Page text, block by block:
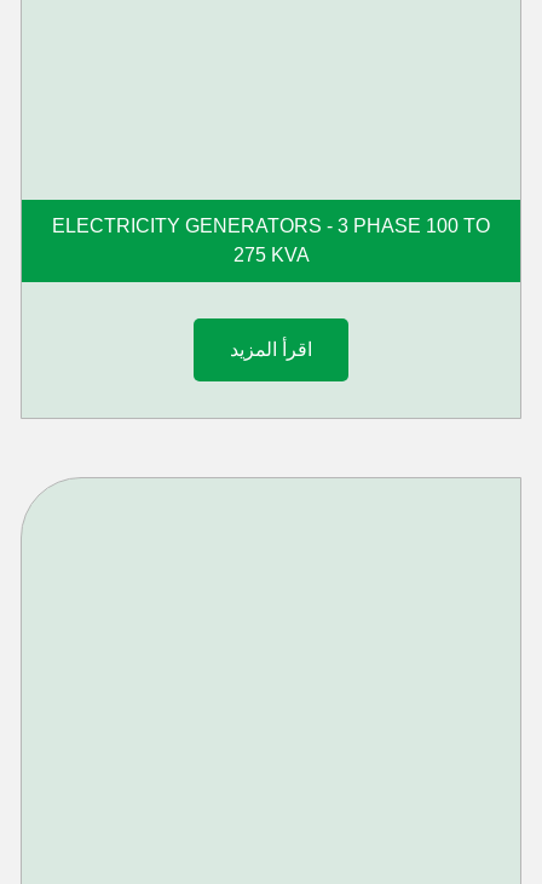
ELECTRICITY GENERATORS - 3 PHASE 100 TO
275 KVA
اقرأ المزيد